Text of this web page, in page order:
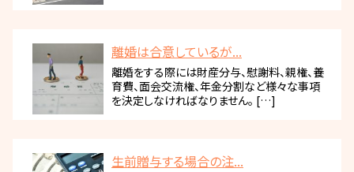
離婚は合意しているが...
離婚をする際には財産分与、慰謝料、親権、養
育費、面会交流権、年金分割など様々な事項
を決定しなければなりません。 […]
生前贈与する場合の注...